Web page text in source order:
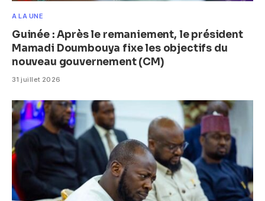
A LA UNE
Guinée : Après le remaniement, le président
Mamadi Doumbouya fixe les objectifs du
nouveau gouvernement (CM)
31 juillet 2026